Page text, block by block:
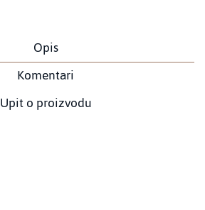
Opis
Komentari
Upit o proizvodu